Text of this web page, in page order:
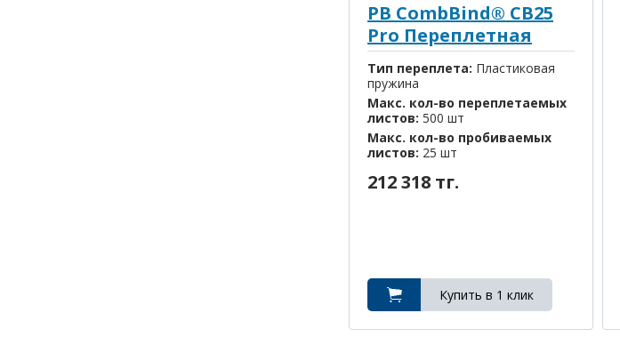
PB CombBind® CB25
Pro Переплетная
машина
Тип переплета: Пластиковая
пружина
Макс. кол-во переплетаемых
листов: 500 шт
Макс. кол-во пробиваемых
листов: 25 шт
212 318 тг.